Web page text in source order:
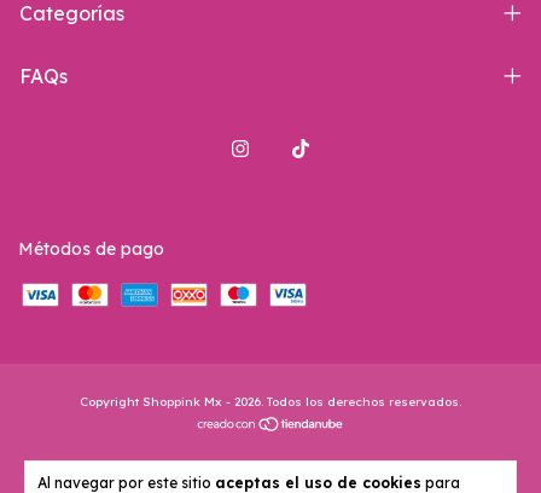
Al navegar por este sitio aceptas el uso de cookies para
Categorías
FAQs
Métodos de pago
Copyright Shoppink Mx - 2026. Todos los derechos reservados.